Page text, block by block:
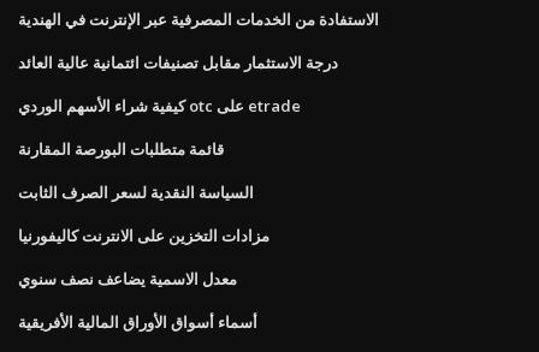
الاستفادة من الخدمات المصرفية عبر الإنترنت في الهندية
درجة الاستثمار مقابل تصنيفات ائتمانية عالية العائد
كيفية شراء الأسهم الوردي otc على etrade
قائمة متطلبات البورصة المقارنة
السياسة النقدية لسعر الصرف الثابت
مزادات التخزين على الانترنت كاليفورنيا
معدل الاسمية يضاعف نصف سنوي
أسماء أسواق الأوراق المالية الأفريقية